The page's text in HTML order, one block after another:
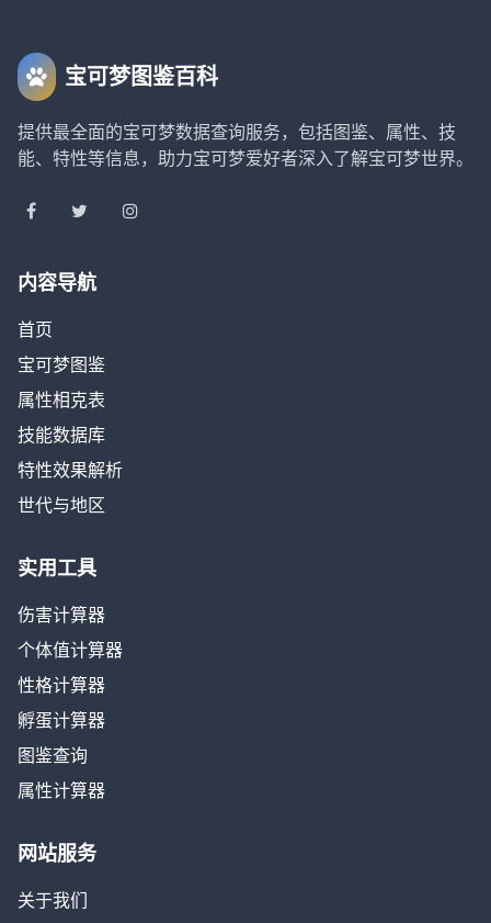
宝可梦图鉴百科
提供最全面的宝可梦数据查询服务，包括图鉴、属性、技
能、特性等信息，助力宝可梦爱好者深入了解宝可梦世界。
内容导航
首页
宝可梦图鉴
属性相克表
技能数据库
特性效果解析
世代与地区
实用工具
伤害计算器
个体值计算器
性格计算器
孵蛋计算器
图鉴查询
属性计算器
网站服务
关于我们